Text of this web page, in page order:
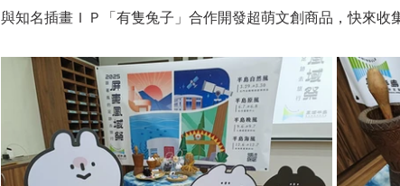
與知名插畫ＩＰ「有隻兔子」合作開發超萌文創商品，快來收